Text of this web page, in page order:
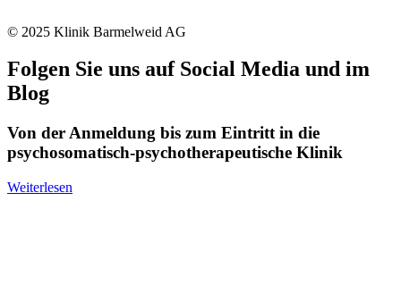
© 2025 Klinik Barmelweid AG
Folgen Sie uns auf Social Media und im
Blog
Von der Anmeldung bis zum Eintritt in die
psychosomatisch-psychotherapeutische Klinik
Weiterlesen